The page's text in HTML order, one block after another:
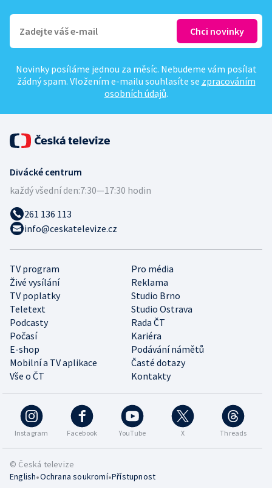
Novinky posíláme jednou za měsíc. Nebudeme vám posílat
žádný spam. Vložením e-mailu souhlasíte se zpracováním
osobních údajů.